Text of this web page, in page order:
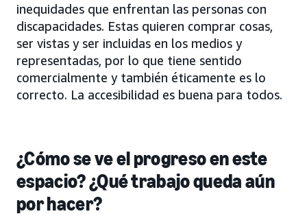
inequidades que enfrentan las personas con
discapacidades. Estas quieren comprar cosas,
ser vistas y ser incluidas en los medios y
representadas, por lo que tiene sentido
comercialmente y también éticamente es lo
correcto. La accesibilidad es buena para todos.
¿Cómo se ve el progreso en este
espacio? ¿Qué trabajo queda aún
por hacer?